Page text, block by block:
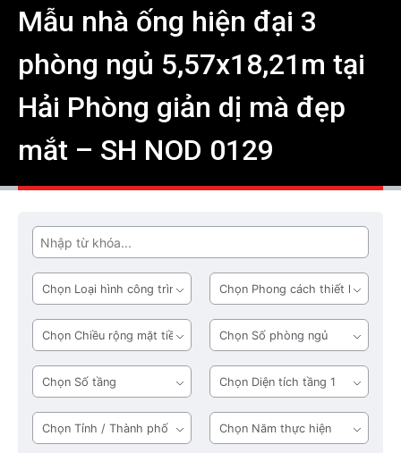
Mẫu nhà ống hiện đại 3
phòng ngủ 5,57x18,21m tại
Hải Phòng giản dị mà đẹp
mắt – SH NOD 0129
Tìm
Loại
hình
công
trình
Phong
cách
thiết
kế
Chiều
rộng
mặt
tiền
Số
phòng
ngủ
Số
tầng
Diện
tích
tầng
1
Tỉnh
/
Năm
thực